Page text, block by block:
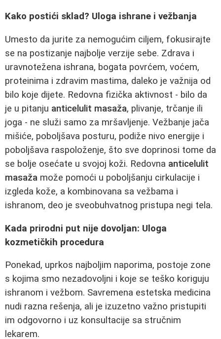
Kako postići sklad? Uloga ishrane i vežbanja
Umesto da jurite za nemogućim ciljem, fokusirajte
se na postizanje najbolje verzije sebe. Zdrava i
uravnotežena ishrana, bogata povrćem, voćem,
proteinima i zdravim mastima, daleko je važnija od
bilo koje dijete. Redovna fizička aktivnost - bilo da
je u pitanju anticelulit masaža, plivanje, trčanje ili
joga - ne služi samo za mršavljenje. Vežbanje jača
mišiće, poboljšava posturu, podiže nivo energije i
poboljšava raspoloženje, što sve doprinosi tome da
se bolje osećate u svojoj koži. Redovna anticelulit
masaža može pomoći u poboljšanju cirkulacije i
izgleda kože, a kombinovana sa vežbama i
ishranom, deo je sveobuhvatnog pristupa negi tela.
Kada prirodni put nije dovoljan: Uloga
kozmetičkih procedura
Ponekad, uprkos najboljim naporima, postoje zone
s kojima smo nezadovoljni i koje se teško koriguju
ishranom i vežbom. Savremena estetska medicina
nudi razna rešenja, ali je izuzetno važno pristupiti
im odgovorno i uz konsultacije sa stručnim
lekarem.